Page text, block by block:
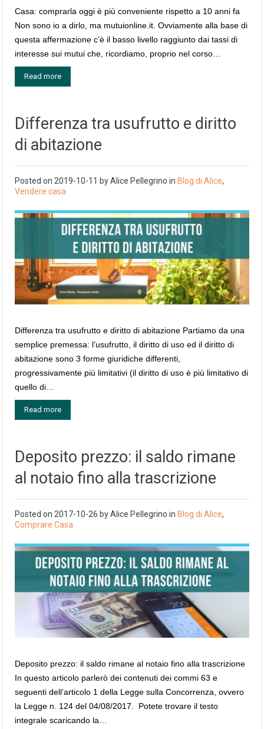
Casa: comprarla oggi è più conveniente rispetto a 10 anni fa
Non sono io a dirlo, ma mutuionline.it. Ovviamente alla base di
questa affermazione c’è il basso livello raggiunto dai tassi di
interesse sui mutui che, ricordiamo, proprio nel corso…
Read more
Differenza tra usufrutto e diritto
di abitazione
Posted on 2019-10-11 byAlice Pellegrino in Blog di Alice,
Vendere casa
Differenza tra usufrutto e diritto di abitazione Partiamo da una
semplice premessa: l’usufrutto, il diritto di uso ed il diritto di
abitazione sono 3 forme giuridiche differenti,
progressivamente più limitativi (il diritto di uso è più limitativo di
quello di…
Read more
Deposito prezzo: il saldo rimane
al notaio fino alla trascrizione
Posted on 2017-10-26 byAlice Pellegrino in Blog di Alice,
Comprare Casa
Deposito prezzo: il saldo rimane al notaio fino alla trascrizione
In questo articolo parlerò dei contenuti dei commi 63 e
seguenti dell’articolo 1 della Legge sulla Concorrenza, ovvero
la Legge n. 124 del 04/08/2017. Potete trovare il testo
integrale scaricando la…